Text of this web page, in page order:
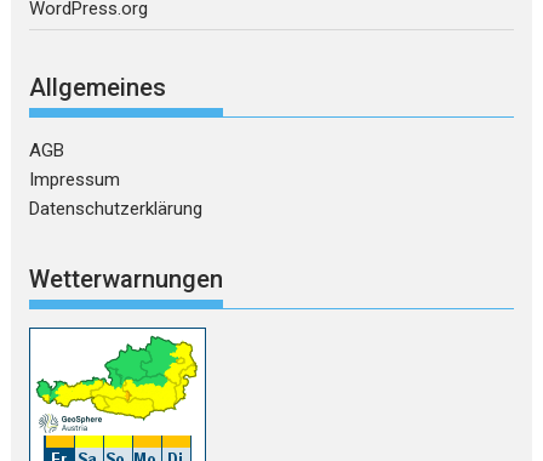
WordPress.org
Allgemeines
AGB
Impressum
Datenschutzerklärung
Wetterwarnungen